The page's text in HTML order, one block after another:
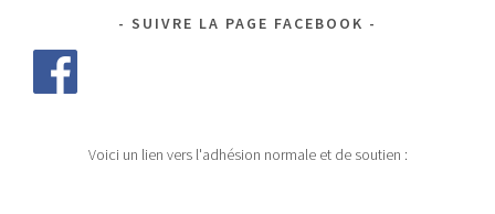
SUIVRE LA PAGE FACEBOOK
Voici un lien vers l'adhésion normale et de soutien :